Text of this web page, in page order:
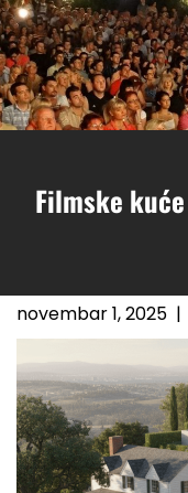
Skip
to
content
Filmske
novembar 1, 2025 |